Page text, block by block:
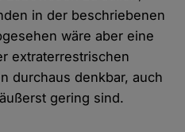
in der beschriebenen
wäre aber eine
extraterrestrischen
durchaus denkbar, auch
gering sind.